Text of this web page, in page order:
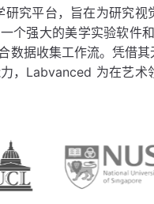
究平台，旨在为研究
个强大的美学实验软件
数据收集工作流。凭借
，Labvanced 为在艺